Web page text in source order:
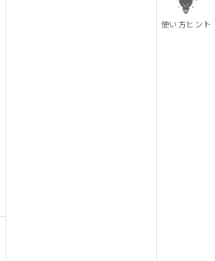
使い方ヒント